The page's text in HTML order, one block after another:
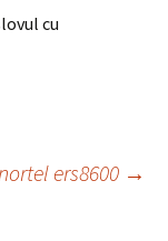
cu
ers8600 →